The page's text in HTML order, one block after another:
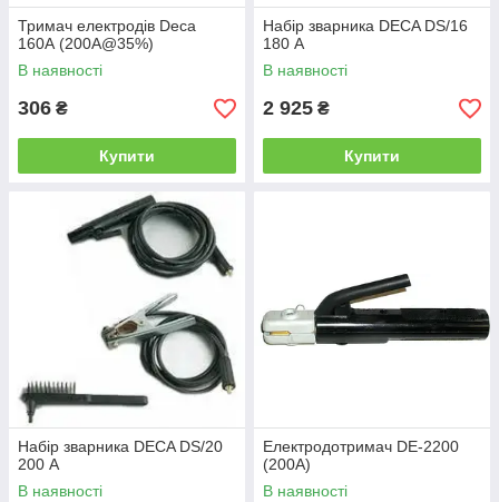
Тримач електродів Deca
160А (200A@35%)
В наявності
306 ₴
Купити
Набір зварника DECA DS/16
180 А
В наявності
2 925 ₴
Купити
Набір зварника DECA DS/20
200 А
В наявності
Електродотримач DЕ-2200
(200A)
В наявності